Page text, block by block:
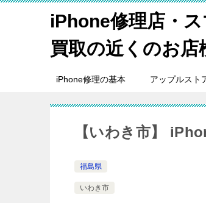
iPhone修理店・
買取の近くのお店
iPhone修理の基本 アップルスト
【いわき市】
福島県
いわき市